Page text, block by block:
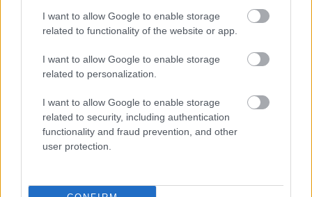
I want to allow Google to enable storage
related to functionality of the website or app.
I want to allow Google to enable storage
related to personalization.
I want to allow Google to enable storage
related to security, including authentication
functionality and fraud prevention, and other
user protection.